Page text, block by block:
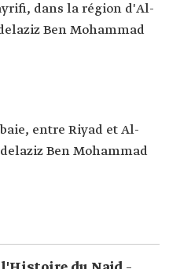
dans la région d'Al-
Ben Mohammad
entre Riyad et Al-
Ben Mohammad